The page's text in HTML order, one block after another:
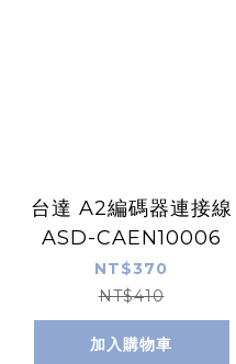
台達 A2編碼器連接線
ASD-CAEN10006
NT$370
NT$410
加入購物車